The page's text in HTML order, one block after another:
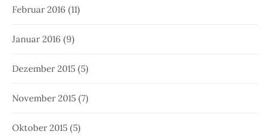
Februar 2016 (11)
Januar 2016 (9)
Dezember 2015 (5)
November 2015 (7)
Oktober 2015 (5)